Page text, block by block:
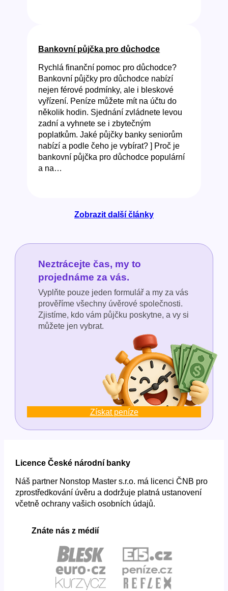
Bankovní půjčka pro důchodce
Rychlá finanční pomoc pro důchodce?
Bankovní půjčky pro důchodce nabízí
nejen férové podmínky, ale i bleskové
vyřízení. Peníze můžete mít na účtu do
několik hodin. Sjednání zvládnete levou
zadní a vyhnete se i zbytečným
poplatkům. Jaké půjčky banky seniorům
nabízí a podle čeho je vybírat? ] Proč je
bankovní půjčka pro důchodce populární
a na…
Zobrazit další články
Neztrácejte čas, my to
projednáme za vás.
Vyplňte pouze jeden formulář a my za vás
prověříme všechny úvěrové společnosti.
Zjistíme, kdo vám půjčku poskytne, a vy si
můžete jen vybrat.
Získat peníze
Licence České národní banky
Náš partner Nonstop Master s.r.o. má licenci ČNB pro
zprostředkování úvěru a dodržuje platná ustanovení
včetně ochrany vašich osobních údajů.
Znáte nás z médií